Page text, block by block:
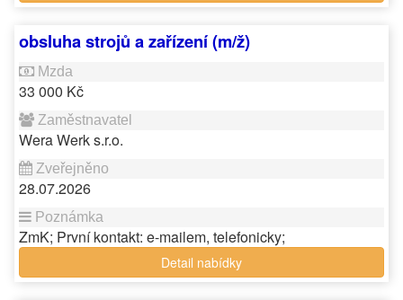
obsluha strojů a zařízení (m/ž)
33 000 Kč
Wera Werk s.r.o.
28.07.2026
ZmK; První kontakt: e-mailem, telefonicky;
Detail nabídky